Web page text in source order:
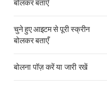
बोलकर बताएँ
चुने हुए आइटम से पूरी स्क्रीन
बोलकर बताएँ
बोलना पॉज़ करें या जारी रखें